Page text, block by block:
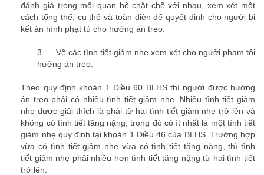
đánh giá trong mối quan hệ chặt chẽ với nhau, xem xét một
cách tổng thể, cụ thể và toàn diện để quyết định cho người bị
kết án hình phạt tù cho hưởng án treo.
3. Về các tình tiết giảm nhẹ xem xét cho người phạm tội
hưởng án treo:
Theo quy định khoản 1 Điều 60 BLHS thì người được hưởng
án treo phải có nhiều tình tiết giảm nhẹ. Nhiều tình tiết giảm
nhẹ được giải thích là phải từ hai tình tiết giảm nhẹ trở lên và
không có tình tiết tăng nặng, trong đó có ít nhất là một tình tiết
giảm nhẹ quy định tại khoản 1 Điều 46 của BLHS. Trường hợp
vừa có tình tiết giảm nhẹ vừa có tình tiết tăng nặng, thì tình
tiết giảm nhẹ phải nhiều hơn tình tiết tăng nặng từ hai tình tiết
trở lên.